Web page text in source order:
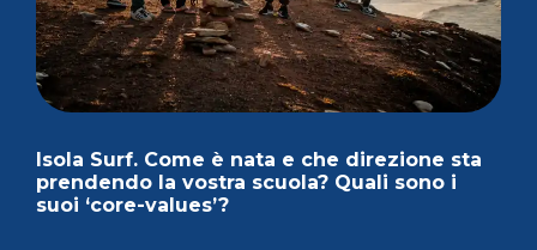
Isola Surf. Come è nata e che direzione sta
prendendo la vostra scuola? Quali sono i
suoi ‘core-values’?